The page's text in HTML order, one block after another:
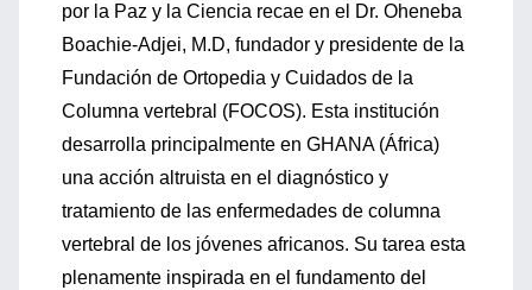
por la Paz y la Ciencia recae en el Dr. Oheneba
Boachie-Adjei, M.D, fundador y presidente de la
Fundación de Ortopedia y Cuidados de la
Columna vertebral (FOCOS). Esta institución
desarrolla principalmente en GHANA (África)
una acción altruista en el diagnóstico y
tratamiento de las enfermedades de columna
vertebral de los jóvenes africanos. Su tarea esta
plenamente inspirada en el fundamento del